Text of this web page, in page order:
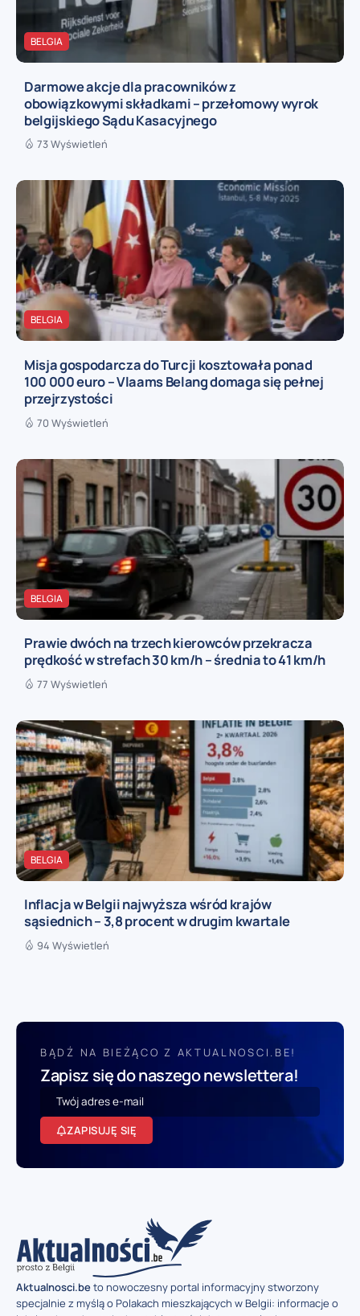
BELGIA
Darmowe akcje dla pracowników z
obowiązkowymi składkami – przełomowy wyrok
belgijskiego Sądu Kasacyjnego
73 Wyświetleń
BELGIA
Misja gospodarcza do Turcji kosztowała ponad
100 000 euro – Vlaams Belang domaga się pełnej
przejrzystości
70 Wyświetleń
BELGIA
Prawie dwóch na trzech kierowców przekracza
prędkość w strefach 30 km/h – średnia to 41 km/h
77 Wyświetleń
BELGIA
Inflacja w Belgii najwyższa wśród krajów
sąsiednich – 3,8 procent w drugim kwartale
94 Wyświetleń
BĄDŹ NA BIEŻĄCO Z AKTUALNOSCI.BE!
Zapisz się do naszego newslettera!
ZAPISUJĘ SIĘ
Aktualnosci.beto nowoczesny portal informacyjny stworzony
specjalnie z myślą o Polakach mieszkających w Belgii: informacje o